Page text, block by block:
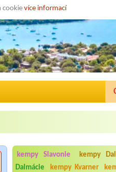
cookie více informací
kempy Slavonie kempy
Dalmácie
kempy Kvarner